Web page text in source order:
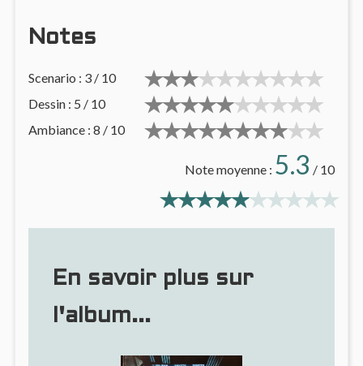
Notes
Scenario : 3 / 10
Dessin : 5 / 10
Ambiance : 8 / 10
Note moyenne : 5.3 / 10
En savoir plus sur
l'album...